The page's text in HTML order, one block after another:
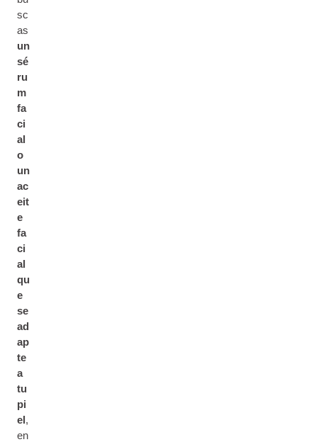
sc
as
un
sé
ru
m
fa
ci
al
o
un
ac
eit
e
fa
ci
al
qu
e
se
ad
ap
te
a
tu
pi
el,
en